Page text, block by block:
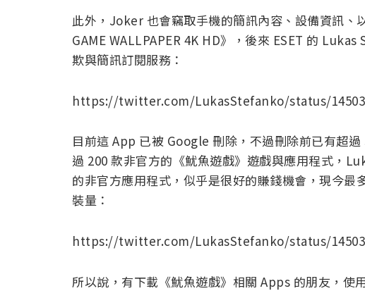
此外，Joker 也會竊取手機的簡訊內容、設備資訊、
GAME WALLPAPER 4K HD》，後來 ESET 的
欺與簡訊訂閱服務：
https://twitter.com/LukasStefanko/status/
目前這 App 已被 Google 刪除，不過刪除前已有超
過 200 款非官方的《魷魚遊戲》遊戲與應用程式，
的非官方應用程式，似乎是很好的賺錢機會，現今最
裝量：
https://twitter.com/LukasStefanko/status/
所以說，有下載《魷魚遊戲》相關 Apps 的朋友，使